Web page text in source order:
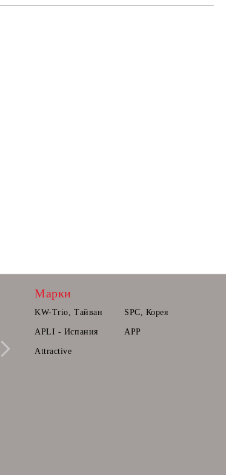
Постоянна количка.
Радваме се да Ви съобщим, че вече може
които ще може да поръчате в бъдещ
Марки
KW-Trio, Тайван SPC, Корея
APLI - Испания APP
Attractive